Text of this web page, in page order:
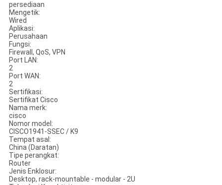
persediaan
Mengetik:
Wired
Aplikasi:
Perusahaan
Fungsi:
Firewall, QoS, VPN
Port LAN:
2
Port WAN:
2
Sertifikasi:
Sertifikat Cisco
Nama merk:
cisco
Nomor model:
CISCO1941-SSEC / K9
Tempat asal:
China (Daratan)
Tipe perangkat:
Router
Jenis Enklosur:
Desktop, rack-mountable - modular - 2U